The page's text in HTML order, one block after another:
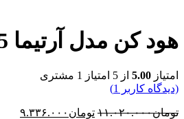
هود کن مدل آرتیما 5 مخفی
امتیاز 5.00 از 5 امتیاز 1 مشتری
(دیدگاه کاربر
1
)
تومان۱۱.۰۲۰.۰۰۰ قیمت
تومان ۹.۳۳۶.۰۰۰قیمت